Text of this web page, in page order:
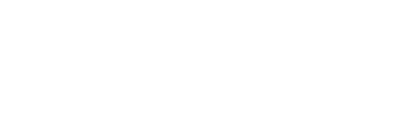
SCONTRO TRA 2 AUTO AL BIVIO PER FONNI, 5 FERITI